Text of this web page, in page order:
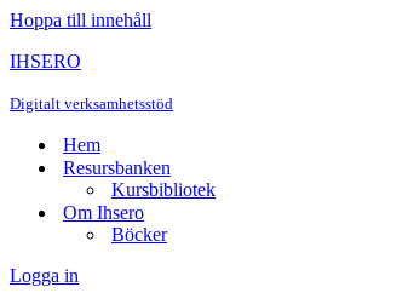
Hoppa till innehåll
IHSERO
Digitalt verksamhetsstöd
Hem
Resursbanken
Kursbibliotek
Om Ihsero
Böcker
Logga in